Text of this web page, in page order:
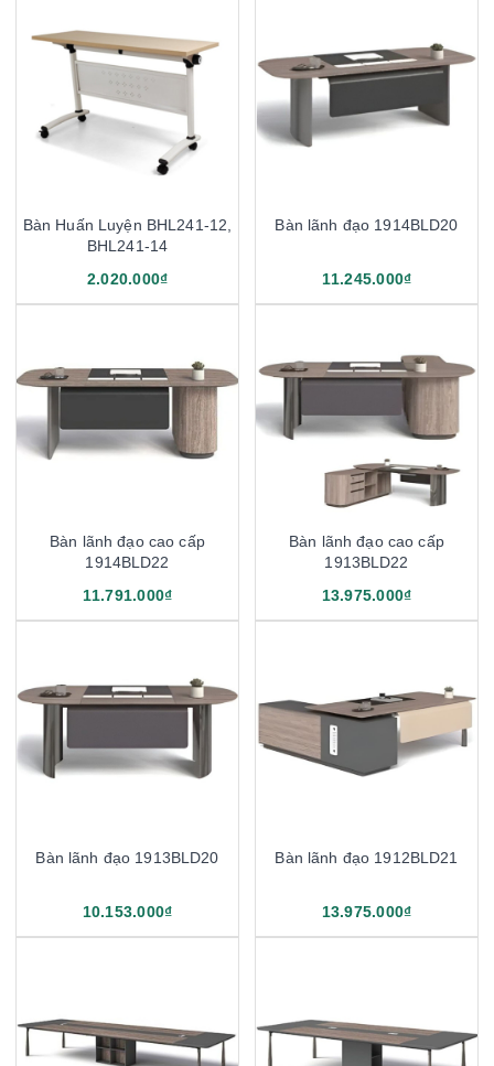
Bàn Huấn Luyện BHL241-12,
BHL241-14
2.020.000₫
Bàn lãnh đạo 1914BLD20
11.245.000₫
Bàn lãnh đạo cao cấp
1914BLD22
11.791.000₫
Bàn lãnh đạo cao cấp
1913BLD22
13.975.000₫
Bàn lãnh đạo 1913BLD20
10.153.000₫
Bàn lãnh đạo 1912BLD21
13.975.000₫